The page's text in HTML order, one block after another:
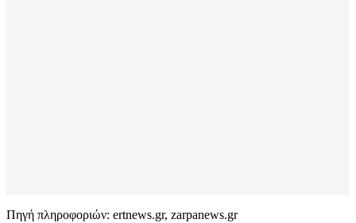
Πηγή πληροφοριών: ertnews.gr, zarpanews.gr